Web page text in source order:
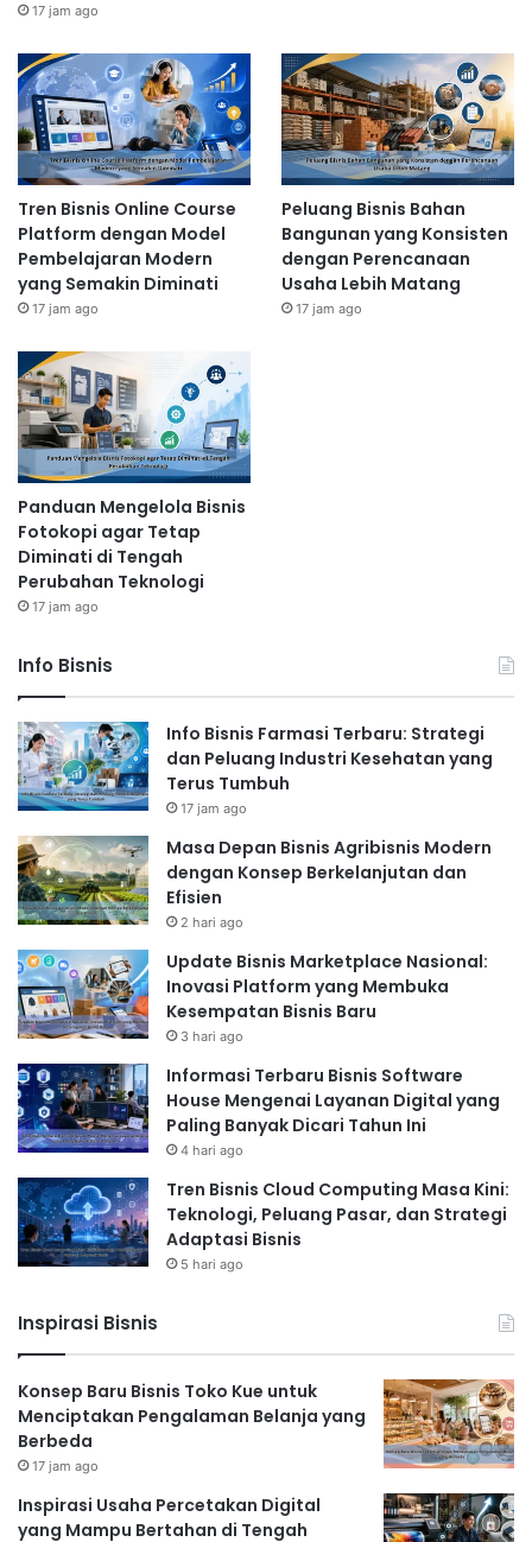
17 jam ago
Tren Bisnis Online Course
Platform dengan Model
Pembelajaran Modern
yang Semakin Diminati
17 jam ago
Peluang Bisnis Bahan
Bangunan yang Konsisten
dengan Perencanaan
Usaha Lebih Matang
17 jam ago
Panduan Mengelola Bisnis
Fotokopi agar Tetap
Diminati di Tengah
Perubahan Teknologi
17 jam ago
Info Bisnis
Info Bisnis Farmasi Terbaru: Strategi
dan Peluang Industri Kesehatan yang
Terus Tumbuh
17 jam ago
Masa Depan Bisnis Agribisnis Modern
dengan Konsep Berkelanjutan dan
Efisien
2 hari ago
Update Bisnis Marketplace Nasional:
Inovasi Platform yang Membuka
Kesempatan Bisnis Baru
3 hari ago
Informasi Terbaru Bisnis Software
House Mengenai Layanan Digital yang
Paling Banyak Dicari Tahun Ini
4 hari ago
Tren Bisnis Cloud Computing Masa Kini:
Teknologi, Peluang Pasar, dan Strategi
Adaptasi Bisnis
5 hari ago
Inspirasi Bisnis
Konsep Baru Bisnis Toko Kue untuk
Menciptakan Pengalaman Belanja yang
Berbeda
17 jam ago
Inspirasi Usaha Percetakan Digital
yang Mampu Bertahan di Tengah